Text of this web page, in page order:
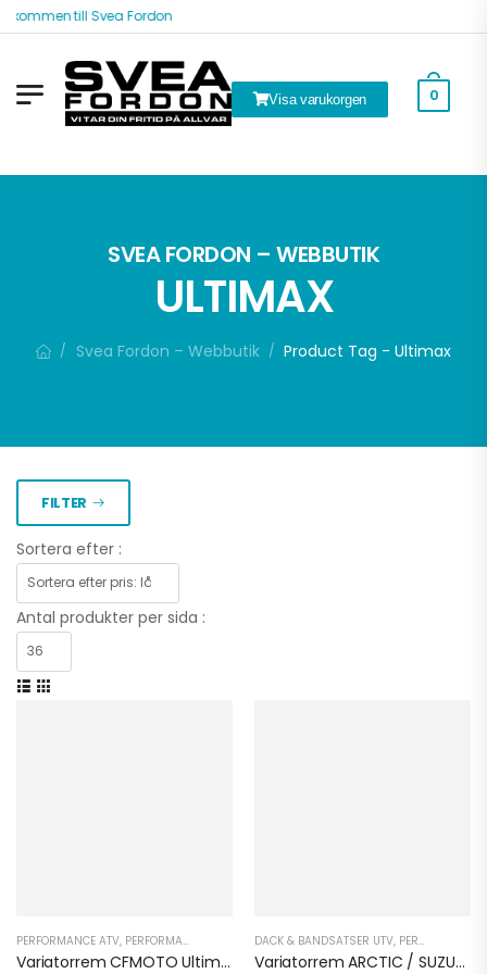
till Svea Fordon
Visa varukorgen 0
SVEA FORDON – WEBBUTIK
ULTIMAX
/ Svea Fordon – Webbutik / Product Tag - Ultimax
FILTER
Sortera efter :
Antal produkter per sida :
PERFORMANCE ATV, PERFORMANCE UTV SERVICE KIT ATV,SERVICE KIT UTV,
Variatorrem CFMOTO Ultimax UA483
DÄCK & BANDSATSER UTV, PERFORMANCE ATV
Variatorrem ARCTIC / SUZUKI Ultimax UA401